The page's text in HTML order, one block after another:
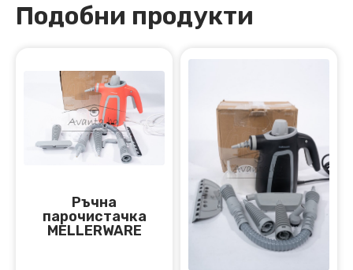
Подобни продукти
Ръчна
парочистачка
MELLERWARE